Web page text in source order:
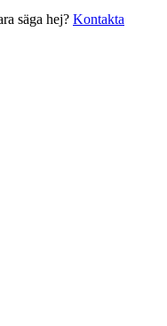
säga hej? Kontakta